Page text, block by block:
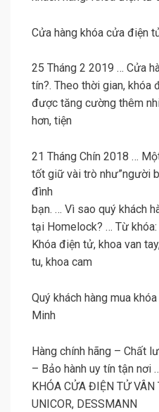
Cửa hàng khóa cửa điện
25 Tháng 2 2019 … Cửa
tín?. Theo thời gian, khóa
được tăng cường thêm
hơn, tiện
21 Tháng Chín 2018 …
tốt giữ vài trò như”người
đình
bạn. … Vì sao quý khách
tại Homelock? … Từ khóa:
Khóa điện tử, khoa van
tu, khoa cam
Quý khách hàng mua
Minh
Hàng chính hãng – Chất
– Bảo hành uy tín tận nơi
KHÓA CỬA ĐIỆN TỬ VÂN
UNICOR, DESSMANN